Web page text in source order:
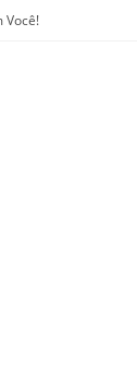
Você!